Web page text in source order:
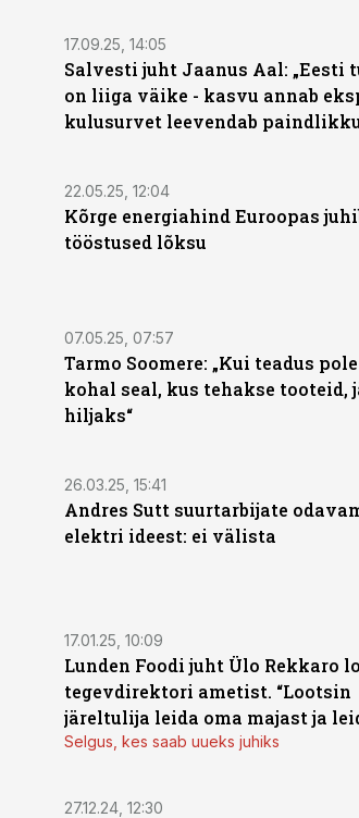
17.09.25, 14:05
Salvesti juht Jaanus Aal: „Eesti
on liiga väike - kasvu annab
kulusurvet leevendab
22.05.25, 12:04
Kõrge energiahind Euroopas
tööstused lõksu
07.05.25, 07:57
Tarmo Soomere: „Kui teadus pole
kohal seal, kus tehakse tooteid,
hiljaks“
26.03.25, 15:41
Andres Sutt suurtarbijate
elektri ideest: ei välista
17.01.25, 10:09
Lunden Foodi juht Ülo Rekkaro
tegevdirektori ametist. “Lootsin
järeltulija leida oma majast ja
Selgus, kes saab uueks juhiks
27.12.24, 12:30